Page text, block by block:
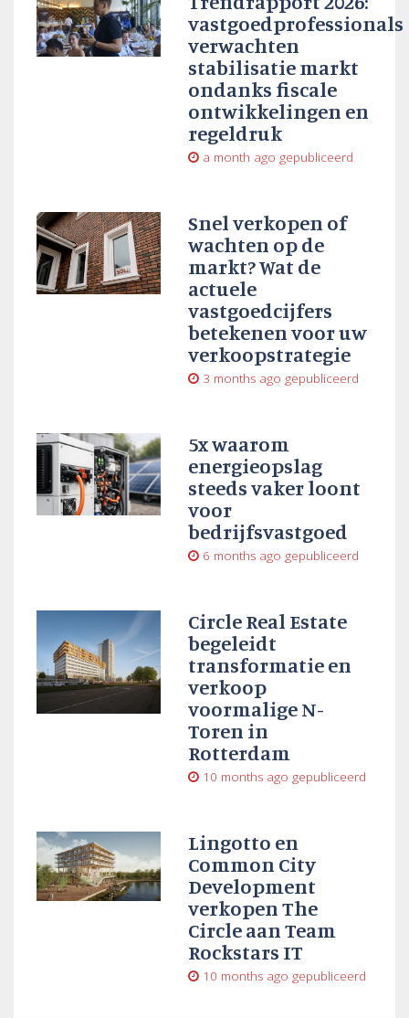
vastgoedprofessionals
verwachten
stabilisatie markt
ondanks fiscale
ontwikkelingen en
regeldruk
a month ago gepubliceerd
Snel verkopen of
wachten op de
markt? Wat de
actuele
vastgoedcijfers
betekenen voor uw
verkoopstrategie
3 months ago gepubliceerd
5x waarom
energieopslag
steeds vaker loont
voor
bedrijfsvastgoed
6 months ago gepubliceerd
Circle Real Estate
begeleidt
transformatie en
verkoop
voormalige N-
Toren in
Rotterdam
10 months ago gepubliceerd
Lingotto en
Common City
Development
verkopen The
Circle aan Team
Rockstars IT
10 months ago gepubliceerd